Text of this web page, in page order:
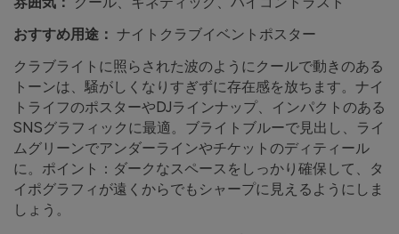
おすすめ用途： ナイトクラブイベントポスター
クラブライトに照らされた波のようにクールで動きのある
トーンは、騒がしくなりすぎずに存在感を放ちます。ナイ
トライフのポスターやDJラインナップ、インパクトのある
SNSグラフィックに最適。ブライトブルーで見出し、ライ
ムグリーンでアンダーラインやチケットのディティール
に。ポイント：ダークなスペースをしっかり確保して、タ
イポグラフィが遠くからでもシャープに見えるようにしま
しょう。